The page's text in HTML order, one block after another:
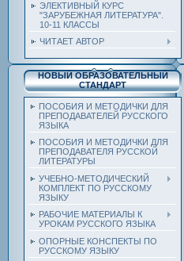
ЭЛЕКТИВНЫЙ КУРС
"ЗАРУБЕЖНАЯ ЛИТЕРАТУРА".
10-11 КЛАССЫ
ЧИТАЕТ АВТОР
НОВЫЙ ОБРАЗОВАТЕЛЬНЫЙ
СТАНДАРТ
ПОСОБИЯ И МЕТОДИЧКИ ДЛЯ
ПРЕПОДАВАТЕЛЕЙ РУССКОГО
ЯЗЫКА
ПОСОБИЯ И МЕТОДИЧКИ ДЛЯ
ПРЕПОДАВАТЕЛЯ РУССКОЙ
ЛИТЕРАТУРЫ
УЧЕБНО-МЕТОДИЧЕСКИЙ
КОМПЛЕКТ ПО РУССКОМУ
ЯЗЫКУ
РАБОЧИЕ МАТЕРИАЛЫ К
УРОКАМ РУССКОГО ЯЗЫКА
ОПОРНЫЕ КОНСПЕКТЫ ПО
РУССКОМУ ЯЗЫКУ